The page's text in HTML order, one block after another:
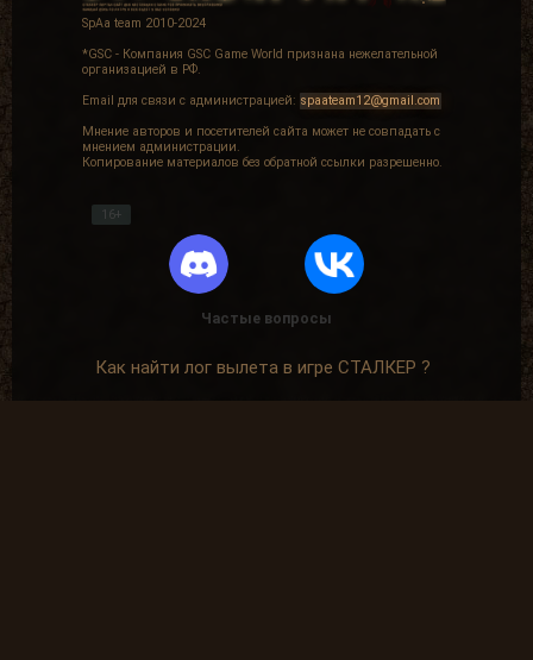
SpAa team 2010-2024
*GSC - Компания GSC Game World признана нежелательной
организацией в РФ.
Email для связи с администрацией: spaateam12@gmail.com
Мнение авторов и посетителей сайта может не совпадать с
мнением администрации.
Копирование материалов без обратной ссылки разрешенно.
16+
Частые вопросы
Как найти лог вылета в игре СТАЛКЕР ?